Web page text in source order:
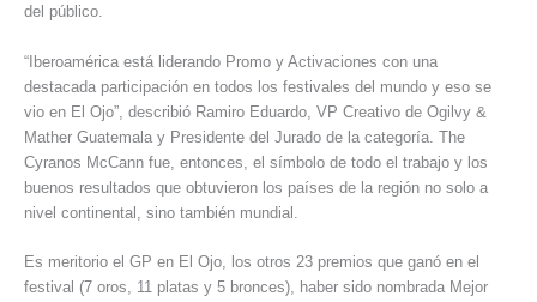
del público.
“Iberoamérica está liderando Promo y Activaciones con una
destacada participación en todos los festivales del mundo y eso se
vio en El Ojo”, describió Ramiro Eduardo, VP Creativo de Ogilvy &
Mather Guatemala y Presidente del Jurado de la categoría. The
Cyranos McCann fue, entonces, el símbolo de todo el trabajo y los
buenos resultados que obtuvieron los países de la región no solo a
nivel continental, sino también mundial.
Es meritorio el GP en El Ojo, los otros 23 premios que ganó en el
festival (7 oros, 11 platas y 5 bronces), haber sido nombrada Mejor